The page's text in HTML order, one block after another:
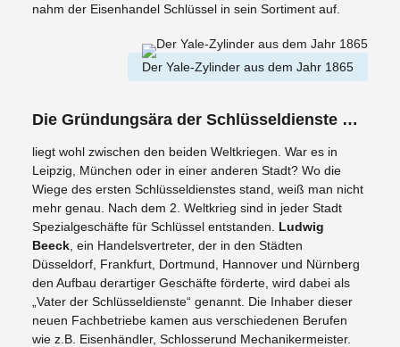
nahm der Eisenhandel Schlüssel in sein Sortiment auf.
Der Yale-Zylinder aus dem Jahr 1865
Die Gründungsära der Schlüsseldienste …
liegt wohl zwischen den beiden Weltkriegen. War es in
Leipzig, München oder in einer anderen Stadt? Wo die
Wiege des ersten Schlüsseldienstes stand, weiß man nicht
mehr genau. Nach dem 2. Weltkrieg sind in jeder Stadt
Spezialgeschäfte für Schlüssel entstanden.
Ludwig
Beeck, ein Handelsvertreter, der in den Städten
Düsseldorf, Frankfurt, Dortmund, Hannover und Nürnberg
den Aufbau derartiger Geschäfte förderte, wird dabei als
„Vater der Schlüsseldienste“ genannt. Die Inhaber dieser
neuen Fachbetriebe kamen aus verschiedenen Berufen
wie z.B. Eisenhändler, Schlosserund Mechanikermeister.